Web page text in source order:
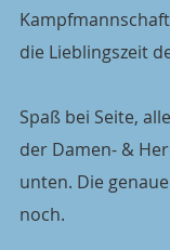
die Lieblingszeit
Spaß bei Seite,
der Damen- &
unten. Die
noch.